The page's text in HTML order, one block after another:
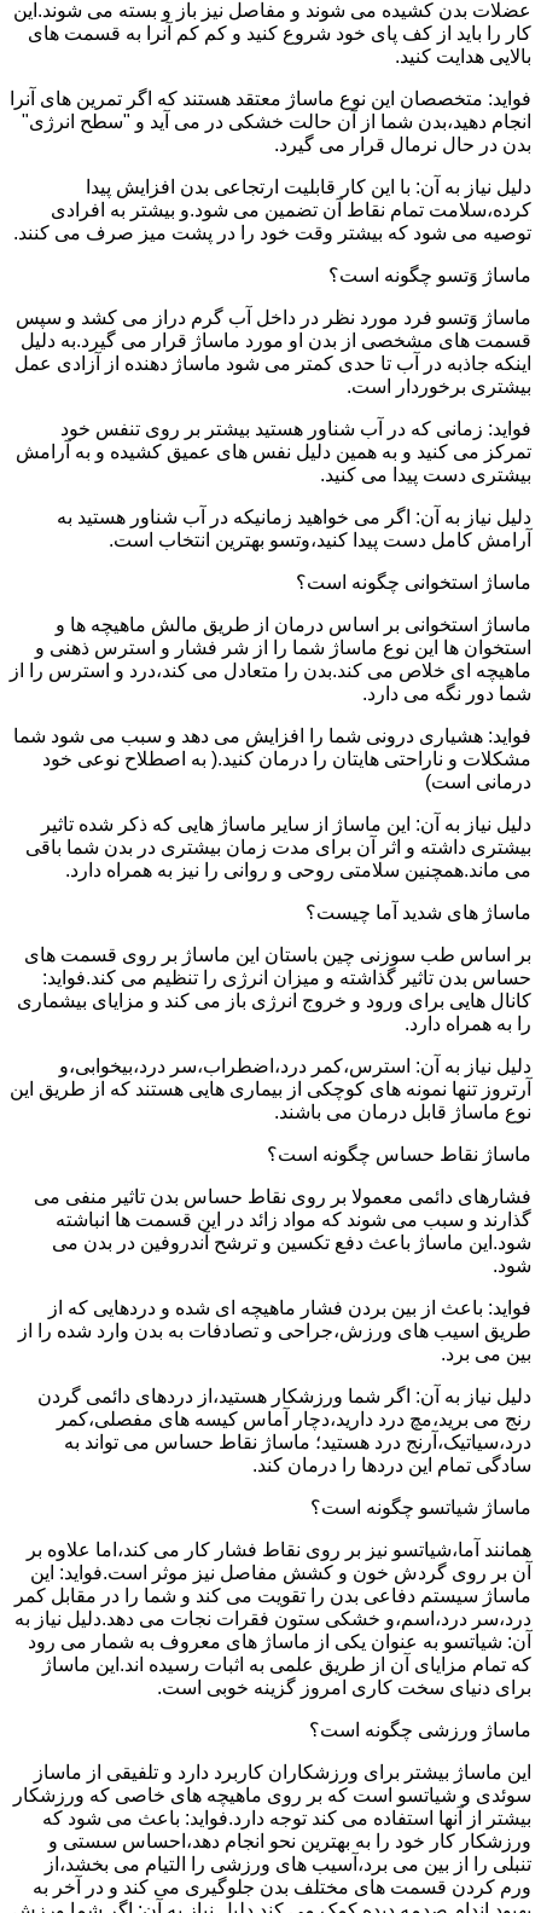
عضلات بدن کشیده می شوند و مفاصل نیز باز و بسته می شوند.این
کار را باید از کف پای خود شروع کنید و کم کم آنرا به قسمت های
بالایی هدایت کنید.
فواید: متخصصان این نوع ماساژ معتقد هستند که اگر تمرین های آنرا
انجام دهید،بدن شما از آن حالت خشکی در می آید و "سطح انرژی"
بدن در حال نرمال قرار می گیرد.
دلیل نیاز به آن: با این کار قابلیت ارتجاعی بدن افزایش پیدا
کرده،سلامت تمام نقاط آن تضمین می شود.و بیشتر به افرادی
توصیه می شود که بیشتر وقت خود را در پشت میز صرف می کنند.
ماساژ وَتسو چگونه است؟
ماساژ وَتسو فرد مورد نظر در داخل آب گرم دراز می کشد و سپس
قسمت های مشخصی از بدن او مورد ماساژ قرار می گیرد.به دلیل
اینکه جاذبه در آب تا حدی کمتر می شود ماساژ دهنده از آزادی عمل
بیشتری برخوردار است.
فواید: زمانی که در آب شناور هستید بیشتر بر روی تنفس خود
تمرکز می کنید و به همین دلیل نفس های عمیق کشیده و به آرامش
بیشتری دست پیدا می کنید.
دلیل نیاز به آن: اگر می خواهید زمانیکه در آب شناور هستید به
آرامش کامل دست پیدا کنید،وتسو بهترین انتخاب است.
ماساژ استخوانی چگونه است؟
ماساژ استخوانی بر اساس درمان از طریق مالش ماهیچه ها و
استخوان ها این نوع ماساژ شما را از شر فشار و استرس ذهنی و
ماهیچه ای خلاص می کند.بدن را متعادل می کند،درد و استرس را از
شما دور نگه می دارد.
فواید: هشیاری درونی شما را افزایش می دهد و سبب می شود شما
مشکلات و ناراحتی هایتان را درمان کنید.( به اصطلاح نوعی خود
درمانی است)
دلیل نیاز به آن: این ماساژ از سایر ماساژ هایی که ذکر شده تاثیر
بیشتری داشته و اثر آن برای مدت زمان بیشتری در بدن شما باقی
می ماند.همچنین سلامتی روحی و روانی را نیز به همراه دارد.
ماساژ های شدید آما چیست؟
بر اساس طب سوزنی چین باستان این ماساژ بر روی قسمت های
حساس بدن تاثیر گذاشته و میزان انرژی را تنظیم می کند.فواید:
کانال هایی برای ورود و خروج انرژی باز می کند و مزایای بیشماری
را به همراه دارد.
دلیل نیاز به آن: استرس،کمر درد،اضطراب،سر درد،بیخوابی،و
آرتروز تنها نمونه های کوچکی از بیماری هایی هستند که از طریق این
نوع ماساژ قابل درمان می باشند.
ماساژ نقاط حساس چگونه است؟
فشارهای دائمی معمولا بر روی نقاط حساس بدن تاثیر منفی می
گذارند و سبب می شوند که مواد زائد در این قسمت ها انباشته
شود.این ماساژ باعث دفع تکسین و ترشح آندروفین در بدن می
شود.
فواید: باعث از بین بردن فشار ماهیچه ای شده و دردهایی که از
طریق اسیب های ورزش،جراحی و تصادفات به بدن وارد شده را از
بین می برد.
دلیل نیاز به آن: اگر شما ورزشکار هستید،از دردهای دائمی گردن
رنج می برید،مچ درد دارید،دچار آماس کیسه های مفصلی،کمر
درد،سیاتیک،آرنج درد هستید؛ ماساژ نقاط حساس می تواند به
سادگی تمام این دردها را درمان کند.
ماساژ شیاتسو چگونه است؟
همانند آما،شیاتسو نیز بر روی نقاط فشار کار می کند،اما علاوه بر
آن بر روی گردش خون و کشش مفاصل نیز موثر است.فواید: این
ماساژ سیستم دفاعی بدن را تقویت می کند و شما را در مقابل کمر
درد،سر درد،اسم،و خشکی ستون فقرات نجات می دهد.دلیل نیاز به
آن: شیاتسو به عنوان یکی از ماساژ های معروف به شمار می رود
که تمام مزایای آن از طریق علمی به اثبات رسیده اند.این ماساژ
برای دنیای سخت کاری امروز گزینه خوبی است.
ماساژ ورزشی چگونه است؟
این ماساژ بیشتر برای ورزشکاران کاربرد دارد و تلفیقی از ماساز
سوئدی و شیاتسو است که بر روی ماهیچه های خاصی که ورزشکار
بیشتر از آنها استفاده می کند توجه دارد.فواید: باعث می شود که
ورزشکار کار خود را به بهترین نحو انجام دهد،احساس سستی و
تنبلی را از بین می برد،آسیب های ورزشی را التیام می بخشد،از
ورم کردن قسمت های مختلف بدن جلوگیری می کند و در آخر به